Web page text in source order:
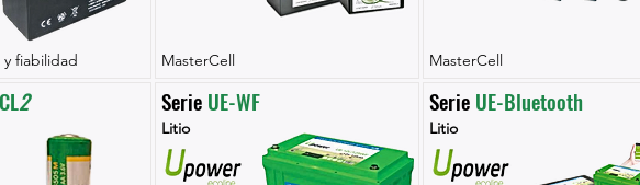
y fiabilidad
2
MasterCell
Serie UE-WF
Litio
MasterCell
Serie UE-Bluetooth
Litio